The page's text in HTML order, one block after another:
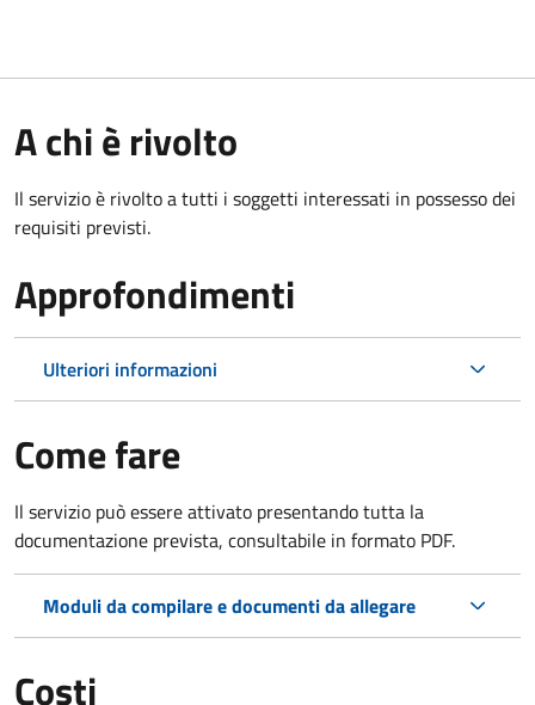
A chi è rivolto
Il servizio è rivolto a tutti i soggetti interessati in possesso dei
requisiti previsti.
Approfondimenti
Ulteriori informazioni
Come fare
Il servizio può essere attivato presentando tutta la
documentazione prevista, consultabile in formato PDF.
Moduli da compilare e documenti da allegare
Costi